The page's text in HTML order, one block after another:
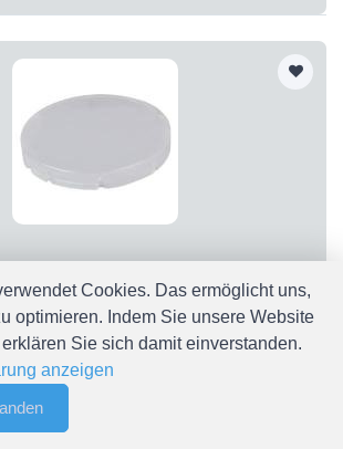
flach, transparent weiß T22RRWS
Cookies. Das ermöglicht uns,
optimieren. Indem Sie unsere Website
Sie sich damit einverstanden.
anzeigen